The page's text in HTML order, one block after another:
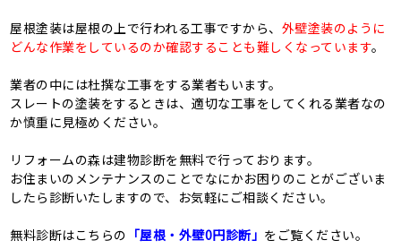
屋根塗装は屋根の上で行われる工事ですから、 外壁塗装のように
どんな作業をしているのか確認することも難しくなっています。
業者の中には杜撰な工事をする業者もいます。
スレートの塗装をするときは、適切な工事をしてくれる業者なの
か慎重に見極めください。
リフォームの森は建物診断を無料で行っております。
お住まいのメンテナンスのことでなにかお困りのことがございま
したら診断いたしますので、お気軽にご相談ください。
無料診断はこちらの 「屋根・外壁0円診断」 をご覧ください。